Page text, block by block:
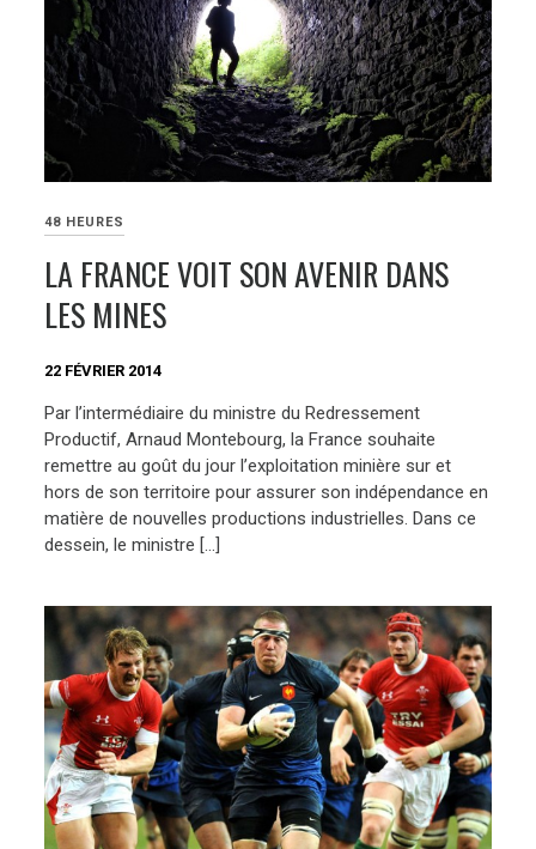
48 HEURES
LA FRANCE VOIT SON AVENIR DANS
LES MINES
22 FÉVRIER 2014
Par l’intermédiaire du ministre du Redressement
Productif, Arnaud Montebourg, la France souhaite
remettre au goût du jour l’exploitation minière sur et
hors de son territoire pour assurer son indépendance en
matière de nouvelles productions industrielles. Dans ce
dessein, le ministre […]